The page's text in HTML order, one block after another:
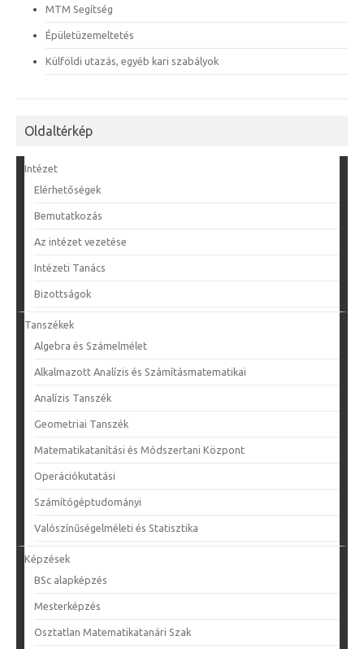
MTM Segítség
Épületüzemeltetés
Intézet
Elérhetőségek
Intézeti Tanács
Tanszékek
Algebra és Számelmélet
Alkalmazott Analízis és Számításmatematikai
Geometriai Tanszék
Matematikatanítási és Módszertani Központ
Számítógéptudományi
Képzések
BSc alapképzés
Mesterképzés